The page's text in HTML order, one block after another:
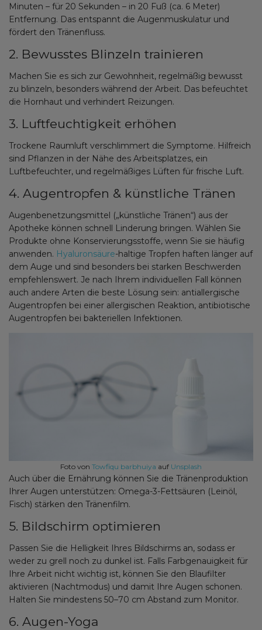
Minuten – für 20 Sekunden – in 20 Fuß (ca. 6 Meter)
Entfernung. Das entspannt die Augenmuskulatur und
fördert den Tränenfluss.
2. Bewusstes Blinzeln trainieren
Machen Sie es sich zur Gewohnheit, regelmäßig bewusst
zu blinzeln, besonders während der Arbeit. Das befeuchtet
die Hornhaut und verhindert Reizungen.
3. Luftfeuchtigkeit erhöhen
Trockene Raumluft verschlimmert die Symptome. Hilfreich
sind Pflanzen in der Nähe des Arbeitsplatzes, ein
Luftbefeuchter, und regelmäßiges Lüften für frische Luft.
4. Augentropfen & künstliche Tränen
Augenbenetzungsmittel („künstliche Tränen“) aus der
Apotheke können schnell Linderung bringen. Wählen Sie
Produkte ohne Konservierungsstoffe, wenn Sie sie häufig
anwenden. Hyaluronsäure-haltige Tropfen haften länger auf
dem Auge und sind besonders bei starken Beschwerden
empfehlenswert. Je nach Ihrem individuellen Fall können
auch andere Arten die beste Lösung sein: antiallergische
Augentropfen bei einer allergischen Reaktion, antibiotische
Augentropfen bei bakteriellen Infektionen.
Foto von Towfiqu barbhuiya auf Unsplash
Auch über die Ernährung können Sie die Tränenproduktion
Ihrer Augen unterstützen: Omega-3-Fettsäuren (Leinöl,
Fisch) stärken den Tränenfilm.
5. Bildschirm optimieren
Passen Sie die Helligkeit Ihres Bildschirms an, sodass er
weder zu grell noch zu dunkel ist. Falls Farbgenauigkeit für
Ihre Arbeit nicht wichtig ist, können Sie den Blaufilter
aktivieren (Nachtmodus) und damit Ihre Augen schonen.
Halten Sie mindestens 50–70 cm Abstand zum Monitor.
6. Augen-Yoga